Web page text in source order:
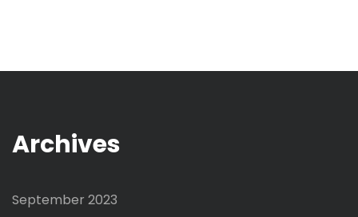
Archives
September 2023